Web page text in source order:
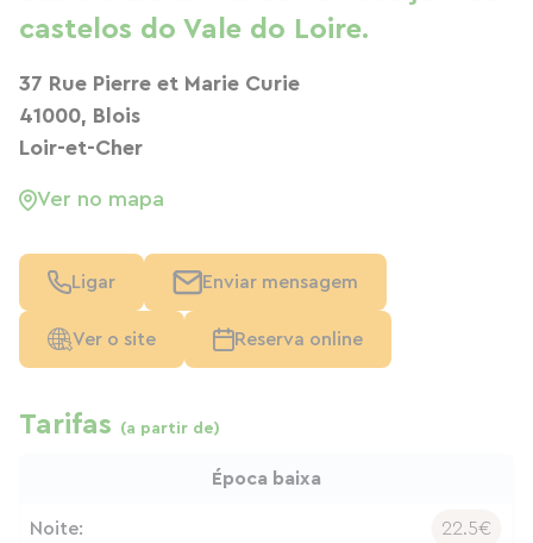
castelos do Vale do Loire.
37 Rue Pierre et Marie Curie
41000, Blois
Loir-et-Cher
Ver no mapa
Ligar Enviar mensagem
Ver o site Reserva online
Tarifas (a partir de)
Época baixa
Noite: 22.5€